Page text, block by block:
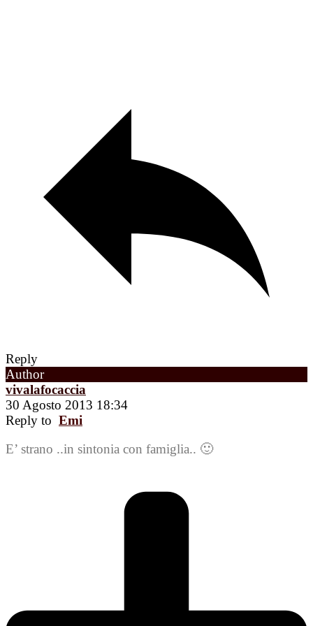
Reply
Author
vivalafocaccia
30 Agosto 2013 18:34
Reply to Emi
E’ strano ..in sintonia con famiglia.. 🙂